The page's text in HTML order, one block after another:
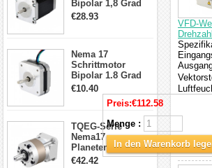
Bipolar 1,8 Grad
2,83Nm 4 A 2,26V
€28.93
Nema 17
Schrittmotor
Bipolar 1.8 Grad
8.7Ncm 1A 3.5V 4
Draden Hybrid-
Schrittmotor
€10.40
TQEG-Serie
Nema17
Planetengetriebe
10:1 Spiel 15Arc-
€42.42
VFD-
Preis:€112.58
Menge :
In den Warenkorb